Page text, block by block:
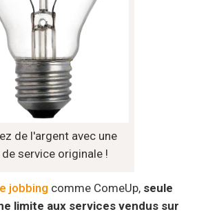
de l'argent avec une
de service originale !
jobbing comme ComeUp, seule
limite aux services vendus sur